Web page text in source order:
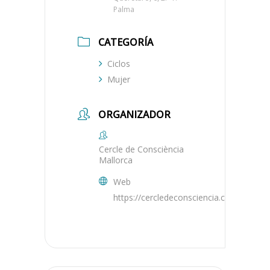
Palma
CATEGORÍA
Ciclos
Mujer
ORGANIZADOR
Cercle de Consciència
Mallorca
Web
https://cercledeconsciencia.com/